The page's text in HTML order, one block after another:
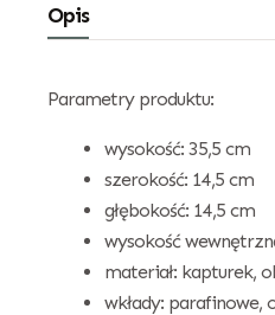
Opis
Parametry produktu:
wysokość: 35,5 cm
szerokość: 14,5 cm
głębokość: 14,5 cm
wysokość
materiał: kapturek,
wkłady: parafinowe,